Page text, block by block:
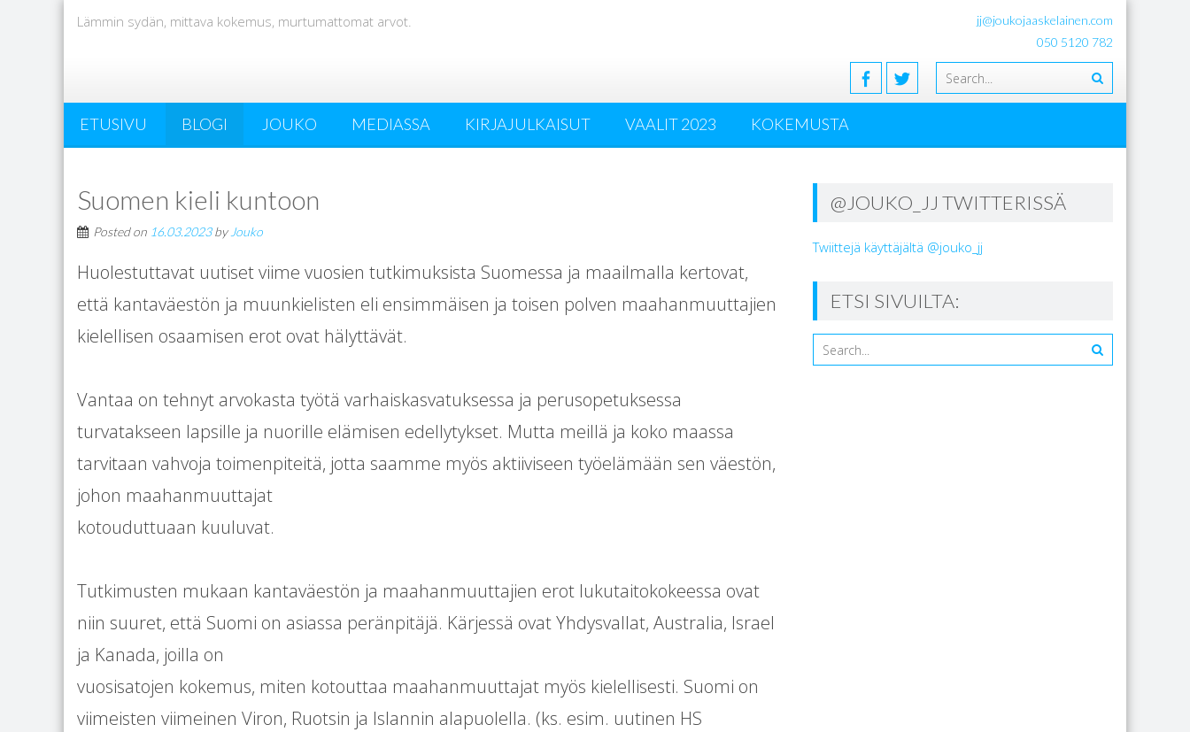
Lämmin sydän, mittava kokemus, murtumattomat arvot.
jj@joukojaaskelainen.com
050 5120 782
ETUSIVU BLOGI JOUKO MEDIASSA KIRJAJULKAISUT VAALIT 2023 KOKEMUSTA
Suomen kieli kuntoon
Posted on 16.03.2023by Jouko
Huolestuttavat uutiset viime vuosien tutkimuksista Suomessa ja maailmalla kertovat,
että kantaväestön ja muunkielisten eli ensimmäisen ja toisen polven maahanmuuttajien
kielellisen osaamisen erot ovat hälyttävät.
Vantaa on tehnyt arvokasta työtä varhaiskasvatuksessa ja perusopetuksessa
turvatakseen lapsille ja nuorille elämisen edellytykset. Mutta meillä ja koko maassa
tarvitaan vahvoja toimenpiteitä, jotta saamme myös aktiiviseen työelämään sen väestön,
johon maahanmuuttajat
kotouduttuaan kuuluvat.
Tutkimusten mukaan kantaväestön ja maahanmuuttajien erot lukutaitokokeessa ovat
niin suuret, että Suomi on asiassa peränpitäjä. Kärjessä ovat Yhdysvallat, Australia, Israel
ja Kanada, joilla on
vuosisatojen kokemus, miten kotouttaa maahanmuuttajat myös kielellisesti. Suomi on
viimeisten viimeinen Viron, Ruotsin ja Islannin alapuolella. (ks. esim. uutinen HS
@JOUKO_JJ TWITTERISSÄ
Twiittejä käyttäjältä @jouko_jj
ETSI SIVUILTA: